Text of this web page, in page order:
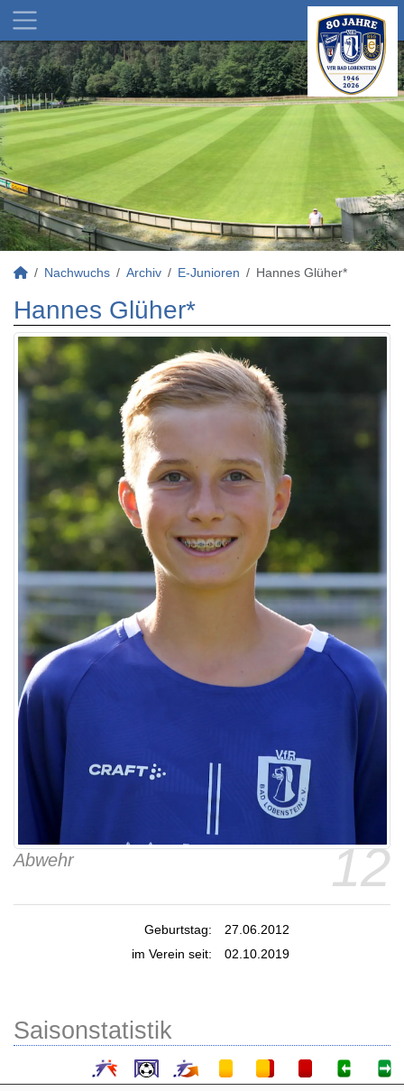
Nachwuchs Archiv E-Junioren Hannes Glüher*
Hannes Glüher*
12
Abwehr
Geburtstag:
27.06.2012
im Verein seit:
02.10.2019
Saisonstatistik